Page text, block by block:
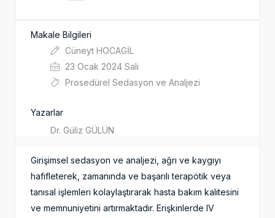
Makale Bilgileri
Cüneyt HOCAGİL
23 Ocak 2024 Salı
Prosedürel Sedasyon ve Analjezi
Yazarlar
Dr. Güliz GÜLÜN
Girişimsel sedasyon ve analjezi, ağrı ve kaygıyı
hafifleterek, zamanında ve başarılı terapötik veya
tanısal işlemleri kolaylaştırarak hasta bakım kalitesini
ve memnuniyetini artırmaktadır. Erişkinlerde IV